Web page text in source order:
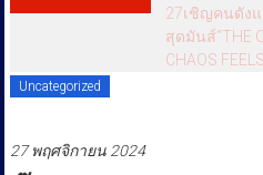
ทุกข์
ข้าง
27เชิญคนดัง
สุดมันส์“THE
CHAOS
Uncategorized
27 พฤศจิกายน 2024